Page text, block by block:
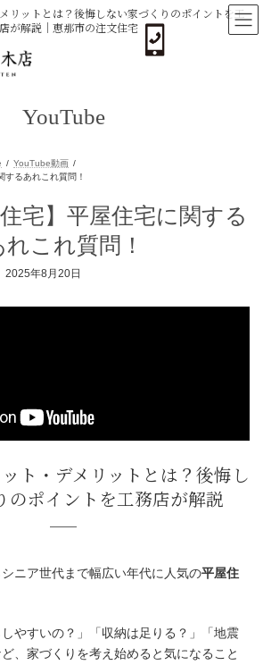
リットとは？後悔しない家づくりのポイントを工
が解説｜恵那市の注文住宅
YouTube
YouTube動画
宅に関するあれこれ質問！
住宅】平屋住宅に関する
れこれ質問！
最
2025年8月20日
リット・デメリットと
りのポイントを工務店
ニア世代まで幅広い年代に人気の平屋住
しやすいの？」「収納は足りる？」「地震
、家づくりを考え始めると気になること